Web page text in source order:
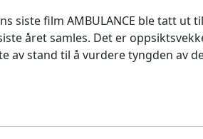
siste film AMBULANCE ble tatt ut
året samles. Det er
av stand til å vurdere tyngden av